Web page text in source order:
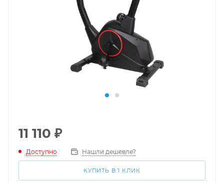
11 110 ₽
Доступно Нашли дешевле?
КУПИТЬ В 1 КЛИК